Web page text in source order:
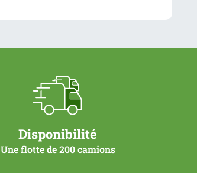
Disponibilité
Une flotte de 200 camions